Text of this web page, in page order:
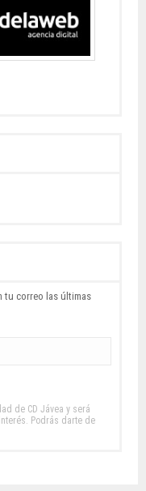
tu correo las últimas
de CD Jávea y será
Podrás darte de